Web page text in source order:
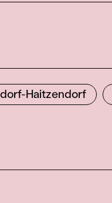
Haitzendorf